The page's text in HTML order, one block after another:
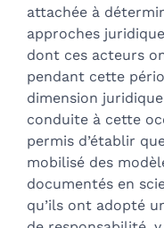
attachée à
approches
dont ces acteurs
pendant cette
dimension
conduite à cette
permis d’établir
mobilisé des
documentés en
qu’ils ont adopté